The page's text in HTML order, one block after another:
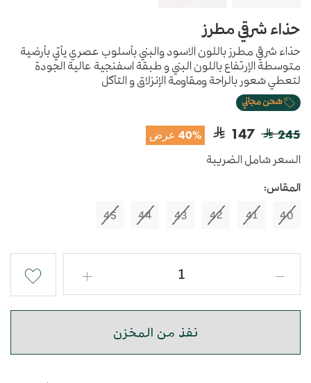
حذاء شرقي مطرز
حذاء شرقي مطرز باللون الاسود والبني بأسلوب عصري يأتي بأرضية
متوسطة الإرتفاع باللون البني و طبقة اسفنجية عالية الجودة
لتعطي شعور بالراحة ومقاومة الإنزلاق و التآكل
شحن مجاني
245
147 40% عرض
السعر شامل الضريبة
المقاس:
40
41
42
43
44
45
نفذ من المخزن